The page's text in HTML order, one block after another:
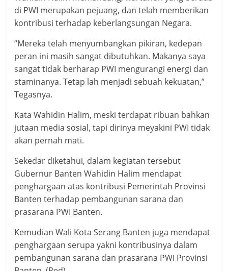
di PWI merupakan pejuang, dan telah memberikan
kontribusi terhadap keberlangsungan Negara.
“Mereka telah menyumbangkan pikiran, kedepan
peran ini masih sangat dibutuhkan. Makanya saya
sangat tidak berharap PWI mengurangi energi dan
staminanya. Tetap lah menjadi sebuah kekuatan,”
Tegasnya.
Kata Wahidin Halim, meski terdapat ribuan bahkan
jutaan media sosial, tapi dirinya meyakini PWI tidak
akan pernah mati.
Sekedar diketahui, dalam kegiatan tersebut
Gubernur Banten Wahidin Halim mendapat
penghargaan atas kontribusi Pemerintah Provinsi
Banten terhadap pembangunan sarana dan
prasarana PWI Banten.
Kemudian Wali Kota Serang Banten juga mendapat
penghargaan serupa yakni kontribusinya dalam
pembangunan sarana dan prasarana PWI Provinsi